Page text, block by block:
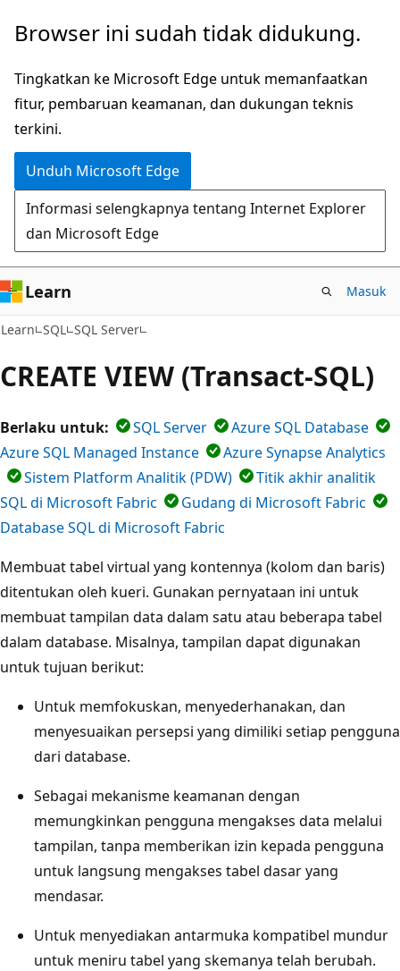
Lompati
konten
utama
Browser ini sudah tidak didukung.
Tingkatkan ke Microsoft Edge untuk memanfaatkan
fitur, pembaruan keamanan, dan dukungan teknis
terkini.
Unduh Microsoft Edge
Informasi selengkapnya tentang Internet Explorer
dan Microsoft Edge
Learn Masuk
Learn SQL SQL Server
CREATE VIEW (Transact-SQL)
Berlaku untuk: SQL Server
Azure SQL Database
Azure SQL Managed Instance
Azure Synapse Analytics
Sistem Platform Analitik (PDW)
Titik akhir analitik
SQL di Microsoft Fabric
Gudang di Microsoft Fabric
Database SQL di Microsoft Fabric
Membuat tabel virtual yang kontennya (kolom dan baris)
ditentukan oleh kueri. Gunakan pernyataan ini untuk
membuat tampilan data dalam satu atau beberapa tabel
dalam database. Misalnya, tampilan dapat digunakan
untuk tujuan berikut:
Untuk memfokuskan, menyederhanakan, dan
menyesuaikan persepsi yang dimiliki setiap pengguna
dari database.
Sebagai mekanisme keamanan dengan
memungkinkan pengguna mengakses data melalui
tampilan, tanpa memberikan izin kepada pengguna
untuk langsung mengakses tabel dasar yang
mendasar.
Untuk menyediakan antarmuka kompatibel mundur
untuk meniru tabel yang skemanya telah berubah.